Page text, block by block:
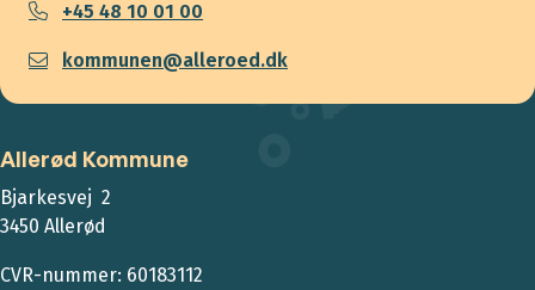
+45 48 10 01 00
kommunen@alleroed.dk
Allerød Kommune
Bjarkesvej 2
3450 Allerød
CVR-nummer: 60183112